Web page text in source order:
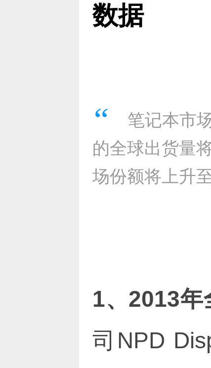
数据
笔记本市
的全球出货量
场份额将上升
1、2013年
司NPD